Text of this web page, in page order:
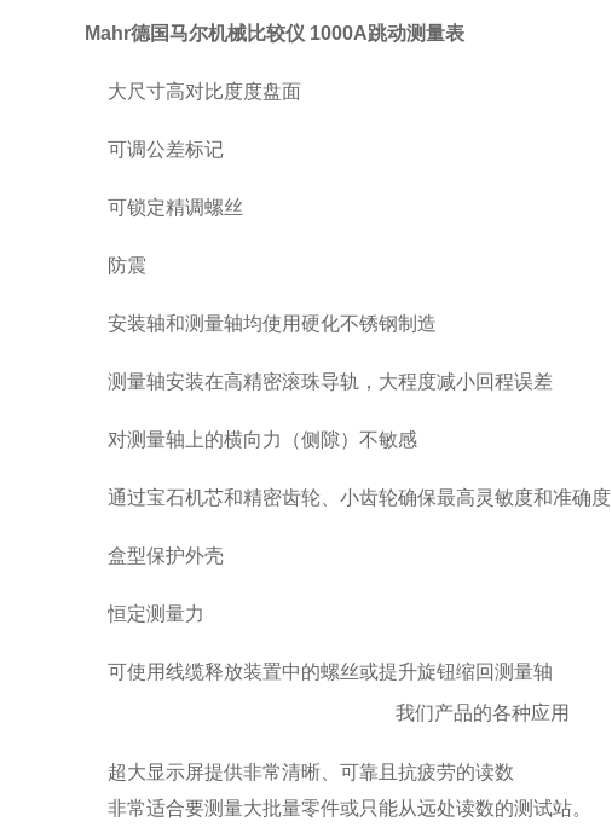
Mahr德国马尔机械比较仪 1000A跳动测量表
大尺寸高对比度度盘面
可调公差标记
可锁定精调螺丝
防震
安装轴和测量轴均使用硬化不锈钢制造
测量轴安装在高精密滚珠导轨，大程度减小回程误差
对测量轴上的横向力（侧隙）不敏感
通过宝石机芯和精密齿轮、小齿轮确保最高灵敏度和准确度
盒型保护外壳
恒定测量力
可使用线缆释放装置中的螺丝或提升旋钮缩回测量轴
我们产品的各种应用
超大显示屏提供非常清晰、可靠且抗疲劳的读数
非常适合要测量大批量零件或只能从远处读数的测试站。